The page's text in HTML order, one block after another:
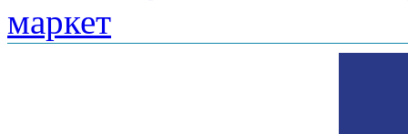
маркет